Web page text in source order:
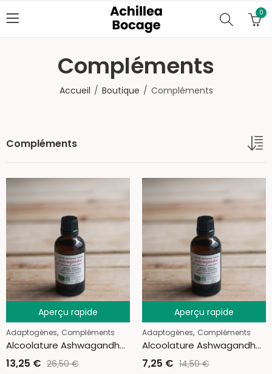
0
Compléments
Accueil Boutique Compléments
Compléments
Aperçu rapide
Adaptogènes, Compléments
Alcoolature Ashwagandha 100ml
13,25 € 26,50€
Aperçu rapide
Adaptogènes, Compléments
Alcoolature Ashwagandha 50ml
7,25 € 14,50€